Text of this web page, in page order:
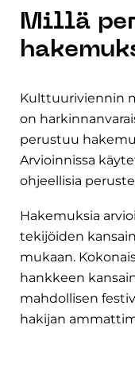
Millä
Kulttuuriviennin
on
perustuu
Arvioinnissa
ohjeellisia
Hakemuksia
tekijöiden
mukaan.
hankkeen
mahdollisen
hakijan